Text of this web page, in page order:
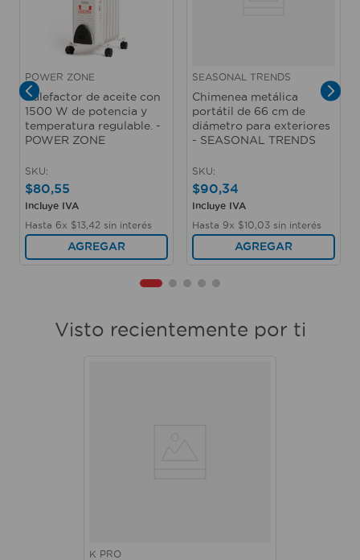
POWER ZONE
Calefactor de aceite con
1500 W de potencia y
temperatura regulable. -
POWER ZONE
SKU:
$80,55
Incluye IVA
Hasta 6x $13 42 sin interés
AGREGAR
SEASONAL TRENDS
Chimenea metálica
portátil de 66 cm de
diámetro para exteriores
- SEASONAL TRENDS
SKU:
$90,34
Incluye IVA
Hasta 9x $10 03 sin interés
AGREGAR
Visto recientemente por ti
K PRO